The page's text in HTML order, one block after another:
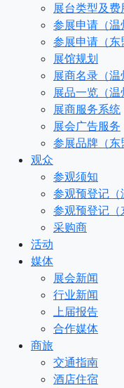
展台类型及费
参展申请（温
参展申请（东
展馆规划
展商名录（温
展品一览（温
展商服务系统
展会广告服务
参展品牌（东
观众
参观须知
参观预登记（
参观预登记（
采购商
活动
媒体
展会新闻
行业新闻
上届报告
合作媒体
商旅
交通指南
酒店住宿